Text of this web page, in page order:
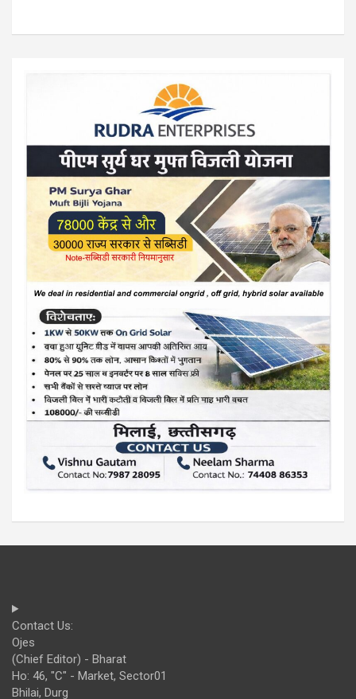
Contact Us:
Ojes
(Chief Editor) - Bharat
Ho: 46, "C" - Market, Sector01
Bhilai, Durg